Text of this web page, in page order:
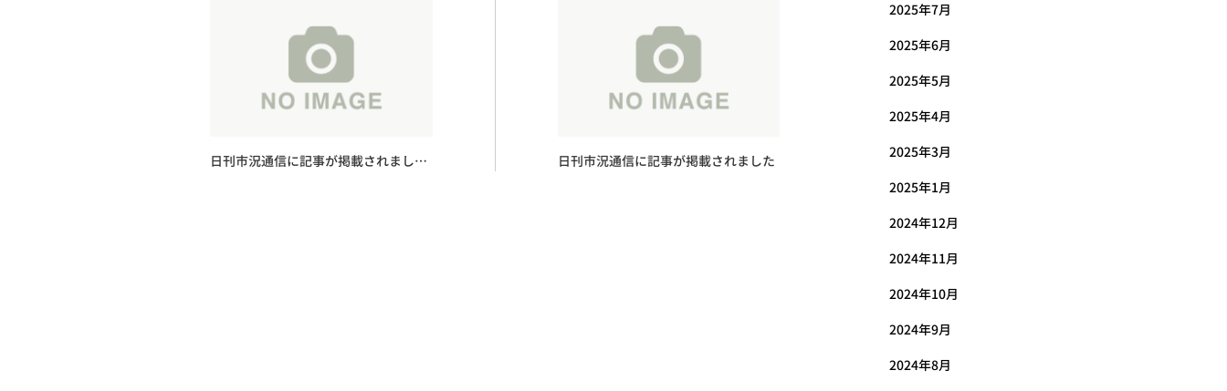
日刊市況通信に記事が掲載されまし
日刊市況通信に記事が掲載されました
2025年7月
2025年6月
2025年5月
2025年4月
2025年3月
2025年1月
2024年12月
2024年11月
2024年10月
2024年9月
2024年8月